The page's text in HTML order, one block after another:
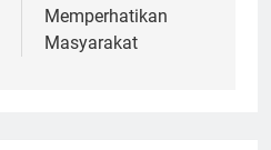
Memperhatikan
Masyarakat